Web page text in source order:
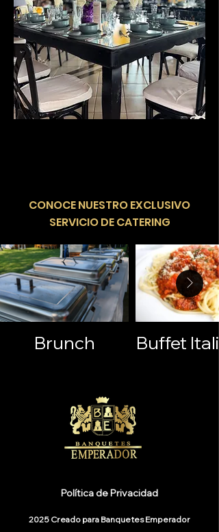
​CONOCE NUESTRO EXCLUSIVO
SERVICIO DE CATERING
Brunch Buffet
Política de Privacidad
2025 Creado para Banquetes Emperador